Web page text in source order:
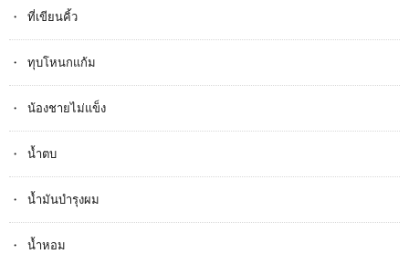
ที่เขียนคิ้ว
ทุบโหนกแก้ม
น้องชายไม่แข็ง
น้ำตบ
น้ำมันบำรุงผม
น้ำหอม